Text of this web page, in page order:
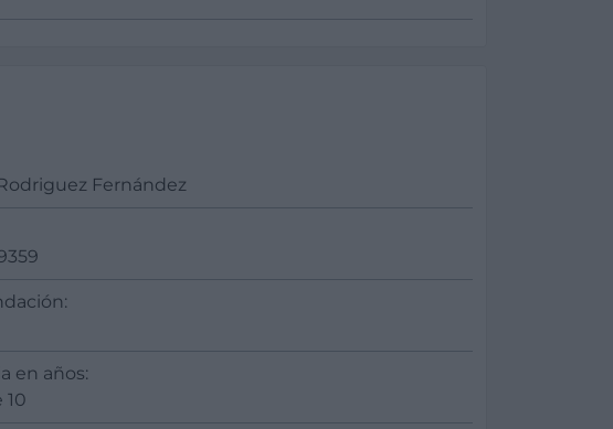
Fernández
en años:
10